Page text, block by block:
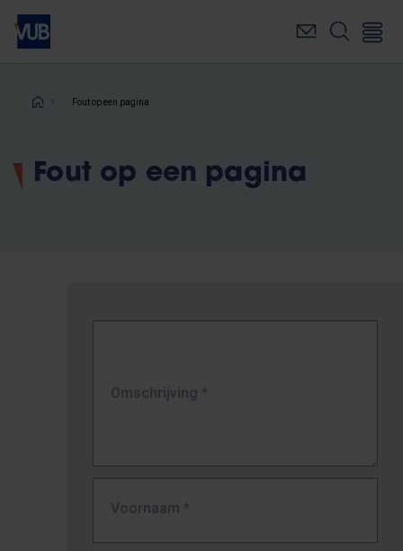
Overslaan
naar
inhoudKruimelpad
Fout op een pagina
Fout op een pagina
Omschrijving *
Voornaam *